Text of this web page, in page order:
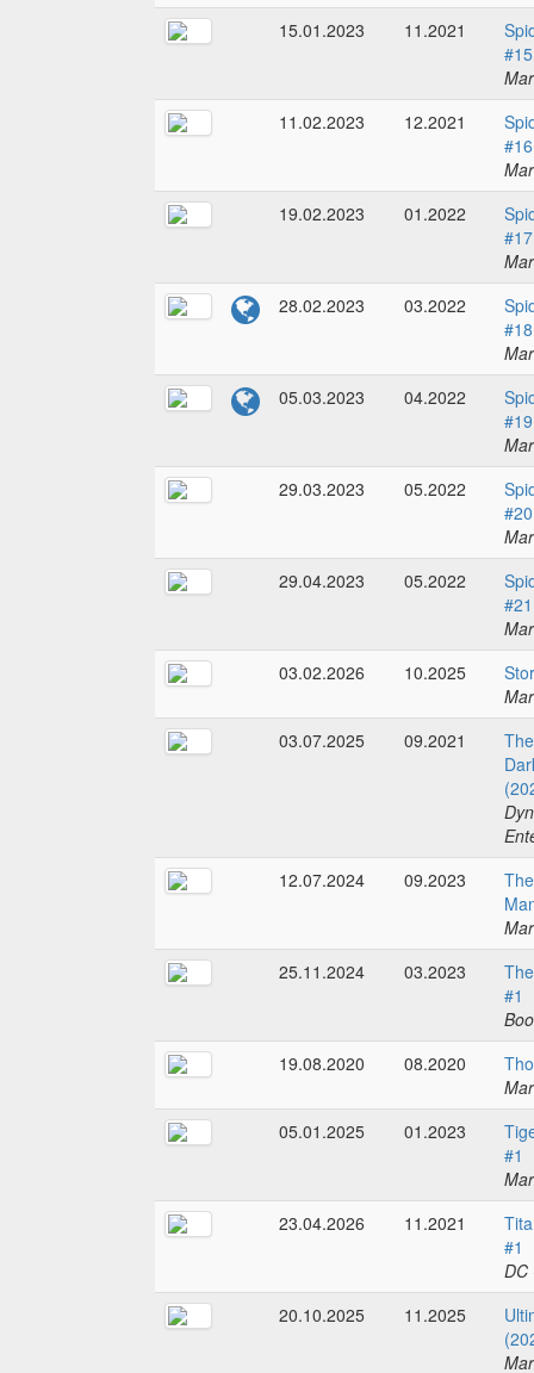
15.01.2023
11.2021
#15
11.02.2023
12.2021
#16
19.02.2023
01.2022
#17
28.02.2023
03.2022
#18
05.03.2023
04.2022
#19
29.03.2023
05.2022
#20
29.04.2023
05.2022
#21
03.02.2026
10.2025
03.07.2025
09.2021
12.07.2024
09.2023
25.11.2024
03.2023
#1
19.08.2020
08.2020
05.01.2025
01.2023
#1
23.04.2026
11.2021
#1
DC
20.10.2025
11.2025